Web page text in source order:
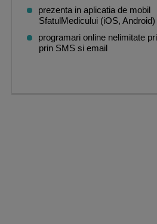
prezenta in aplicatia de mobil
SfatulMedicului (iOS, Android)
programari online nelimitate
prin SMS si email